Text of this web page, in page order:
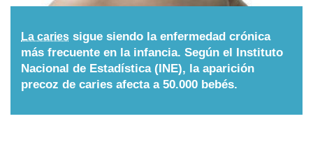
Calculadoras
Nombres
La caries sigue siendo la enfermedad crónica
más frecuente en la infancia. Según el Instituto
Nacional de Estadística (INE), la aparición
precoz de caries afecta a 50.000 bebés.